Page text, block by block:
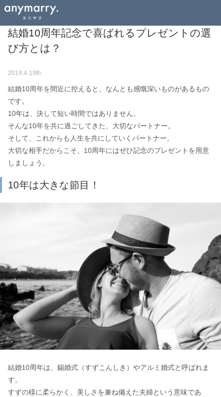
結婚10周年記念で喜ばれるプレゼントの選
び方とは？
2018.4.19th.
結婚10周年を間近に控えると、なんとも感慨深いものがあるもの
です。
10年は、決して短い時間ではありません。
そんな10年を共に過ごしてきた、大切なパートナー。
そして、これからも人生を共にしていくパートナー。
大切な相手だからこそ、10周年にはぜひ記念のプレゼントを用意
しましょう。
10年は大きな節目！
結婚10周年は、錫婚式（すずこんしき）やアルミ婚式と呼ばれま
す。
すずの様に柔らかく、美しさを兼ね備えた夫婦という意味であ